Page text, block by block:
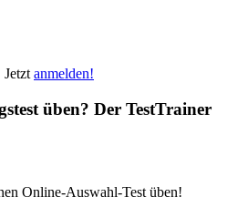
anmelden!
üben? Der TestTrainer
Online-Auswahl-Test üben!